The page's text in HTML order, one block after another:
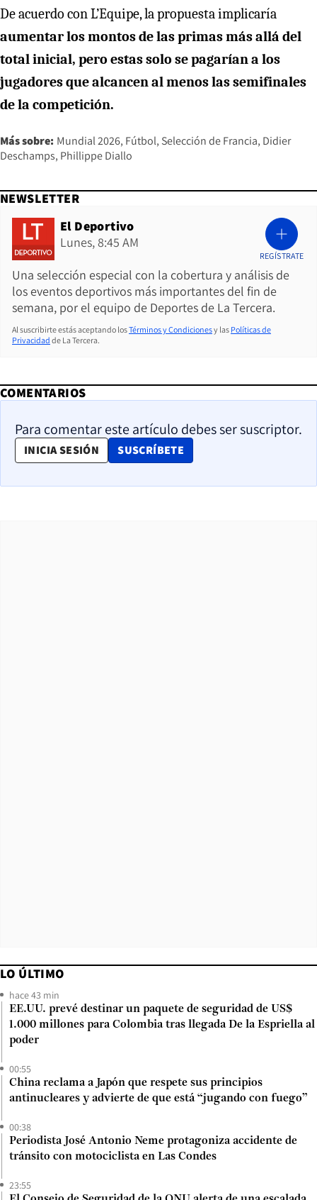
De acuerdo con L’Equipe, la propuesta implicaría
aumentar los montos de las primas más allá del
total inicial, pero estas solo se pagarían a los
jugadores que alcancen al menos las semifinales
de la competición.
Más sobre: Mundial 2026 Fútbol Selección de Francia Didier
Deschamps Phillippe Diallo
NEWSLETTER
El Deportivo
Lunes, 8:45 AM
Una selección especial con la cobertura y análisis de
los eventos deportivos más importantes del fin de
semana, por el equipo de Deportes de La Tercera.
REGÍSTRATE
Al suscribirte estás aceptando losTérminos y Condicionesy las Políticas de
Privacidad de La Tercera.
COMENTARIOS
Para comentar este artículo debes ser suscriptor.
INICIA SESIÓN SUSCRÍBETE
OPENS IN NEW WINDOW
LO ÚLTIMO
hace 43 min
EE.UU. prevé destinar un paquete de seguridad de US$
1.000 millones para Colombia tras llegada De la Espriella al
poder
00:55
China reclama a Japón que respete sus principios
antinucleares y advierte de que está “jugando con fuego”
00:38
Periodista José Antonio Neme protagoniza accidente de
tránsito con motociclista en Las Condes
23:55